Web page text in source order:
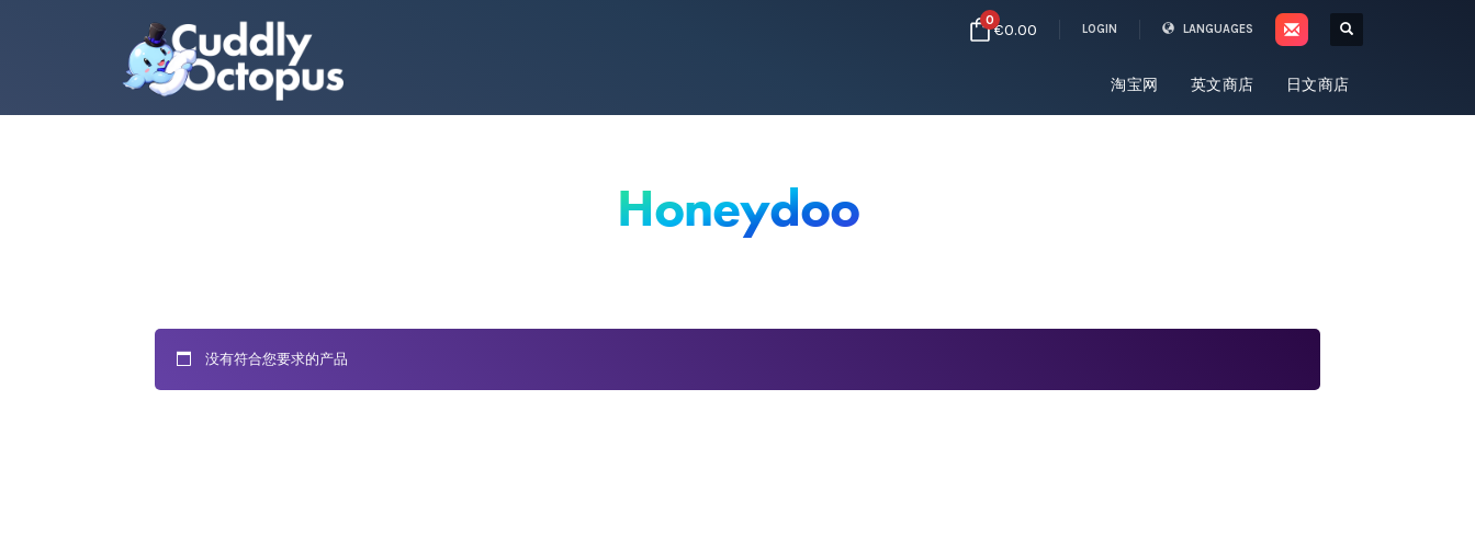
0€0.00 LOGIN LANGUAGES
淘宝网 英文商店 日文商店
Honeydoo
没有符合您要求的产品